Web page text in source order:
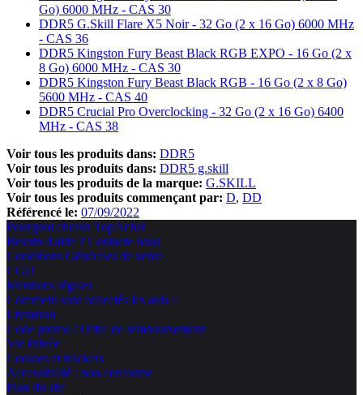
Go) 6000 MHz - CAS 30
DDR5 G.Skill Flare X5 Noir - 32 Go (2 x 16 Go) 6000 MHz
- CAS 36
DDR5 Kingston Fury Beast Black RGB EXPO - 16 Go (2 x
8 Go) 6000 MHz - CAS 30
DDR5 Kingston Fury Beast Black RGB - 16 Go (2 x 8 Go)
5600 MHz - CAS 40
DDR5 Crucial Pro Overclocking - 32 Go (2 x 16 Go) 6400
MHz - CAS 38
Voir tous les produits dans: DDR5
Voir tous les produits dans: DDR5 g.skill
Voir tous les produits de la marque: G.SKILL
Voir tous les produits commençant par: D DD
Référencé le: 07/09/2022
Pourquoi choisir TopAchat
Besoin d'aide ? Contacte nous
Conditions Générales de vente
CGU
Mentions légales
Comment sont collectés les avis ?
Livraison
Code promo / Offre de remboursement
Vie Privée
Cookies et trackers
Accessibilité : non conforme
Plan du site